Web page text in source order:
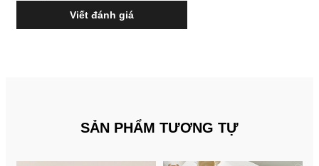
Viết đánh giá
SẢN PHẨM TƯƠNG TỰ